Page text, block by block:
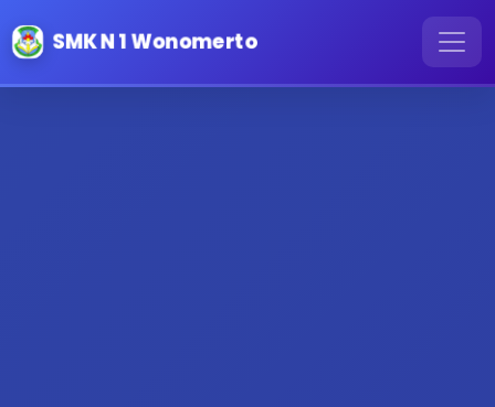
SMK N 1 Wonomerto